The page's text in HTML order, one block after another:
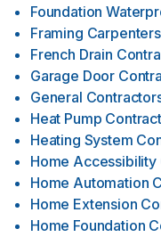
Foundation
Framing Carpenters
French Drain
Garage Door
General
Heat Pump
Heating System
Home Accessibility
Home Automation
Home Extension
Home Foundation